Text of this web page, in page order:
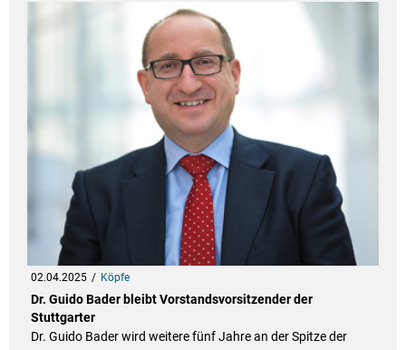
02.04.2025 Köpfe
Dr. Guido Bader bleibt Vorstandsvorsitzender der
Stuttgarter
Dr. Guido Bader wird weitere fünf Jahre an der Spitze der